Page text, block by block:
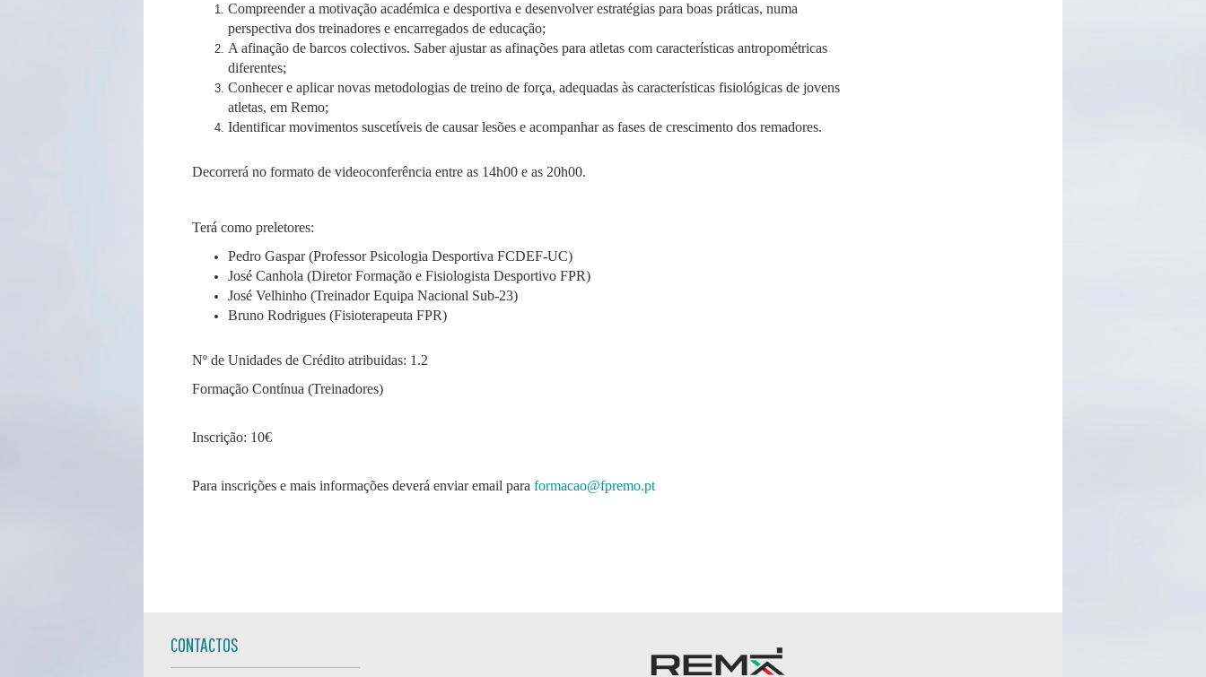
Compreender a motivação académica e desportiva e desenvolver estratégias para boas práticas, numa
perspectiva dos treinadores e encarregados de educação;
A afinação de barcos colectivos. Saber ajustar as afinações para atletas com características antropométricas
diferentes;
Conhecer e aplicar novas metodologias de treino de força, adequadas às características fisiológicas de jovens
atletas, em Remo;
Identificar movimentos suscetíveis de causar lesões e acompanhar as fases de crescimento dos remadores.
Decorrerá no formato de videoconferência entre as 14h00 e as 20h00.
Terá como preletores:
Pedro Gaspar (Professor Psicologia Desportiva FCDEF-UC)
José Canhola (Diretor Formação e Fisiologista Desportivo FPR)
José Velhinho (Treinador Equipa Nacional Sub-23)
Bruno Rodrigues (Fisioterapeuta FPR)
Nº de Unidades de Crédito atribuidas: 1.2
Formação Contínua (Treinadores)
Inscrição: 10€
Para inscrições e mais informações deverá enviar email para formacao@fpremo.pt
CONTACTOS